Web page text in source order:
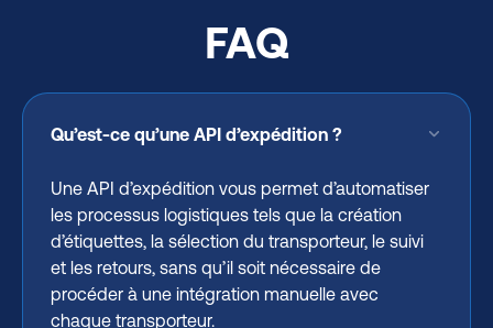
FAQ
Qu’est-ce qu’une API d’expédition ?
Une API d’expédition vous permet d’automatiser
les processus logistiques tels que la création
d’étiquettes, la sélection du transporteur, le suivi
et les retours, sans qu’il soit nécessaire de
procéder à une intégration manuelle avec
chaque transporteur.